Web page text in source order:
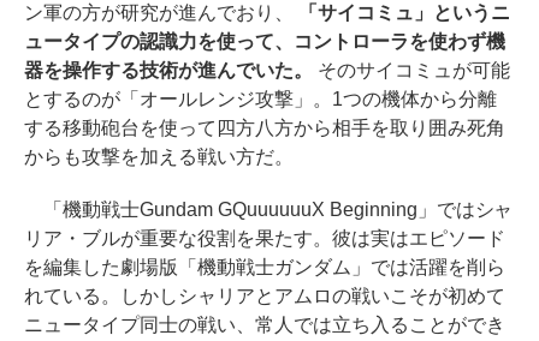
ン軍の方が研究が進んでおり、
「サイコミュ」というニ
ュータイプの認識力を使って、コントローラを使わず機
器を操作する技術が進んでいた。 そのサイコミュが可能
とするのが「オールレンジ攻撃」。1つの機体から分離
する移動砲台を使って四方八方から相手を取り囲み死角
からも攻撃を加える戦い方だ。
「機動戦士Gundam GQuuuuuuX Beginning」ではシャ
リア・ブルが重要な役割を果たす。彼は実はエピソード
を編集した劇場版「機動戦士ガンダム」では活躍を削ら
れている。しかしシャリアとアムロの戦いこそが初めて
ニュータイプ同士の戦い、常人では立ち入ることができ